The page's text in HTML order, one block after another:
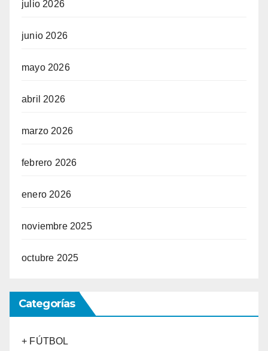
julio 2026
junio 2026
mayo 2026
abril 2026
marzo 2026
febrero 2026
enero 2026
noviembre 2025
octubre 2025
Categorías
+ FÚTBOL